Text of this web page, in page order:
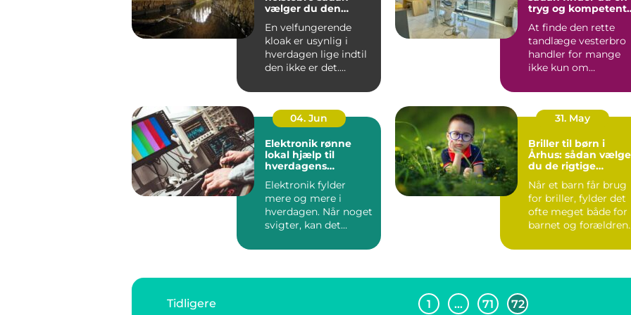
vælger du den
En velfungerende
kloak er usynlig i
hverdagen lige indtil
den ikke er det.
tilstoppede a...
tryg og kompetent
At finde den rette
tandlæge vesterbro
handler for mange
ikke kun om
Tryghed, ty...
04. Jun
Elektronik rønne
lokal hjælp til
hverdagens
Elektronik fylder
mere og mere i
hverdagen. Når noget
svigter, kan det
både arbejd...
31. May
Briller til børn i
Århus: sådan
du de rigtige
Når et barn får brug
for briller, fylder det
ofte meget både for
barnet og
Tidligere 1 … 71 72